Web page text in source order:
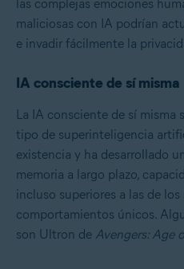
las complejas emociones
maliciosas con IA podrían
e invadir fácilmente la
IA consciente de sí misma
La IA consciente de sí misma
tipo de superinteligencia
existencia y ha desarrollado
memoria a largo plazo,
incluso superiores a las de
comportamientos únicos.
son Ultron de Avengers: Age